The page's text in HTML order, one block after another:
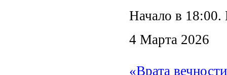
Начало в 18:00.
4 Марта 2026
«Врата